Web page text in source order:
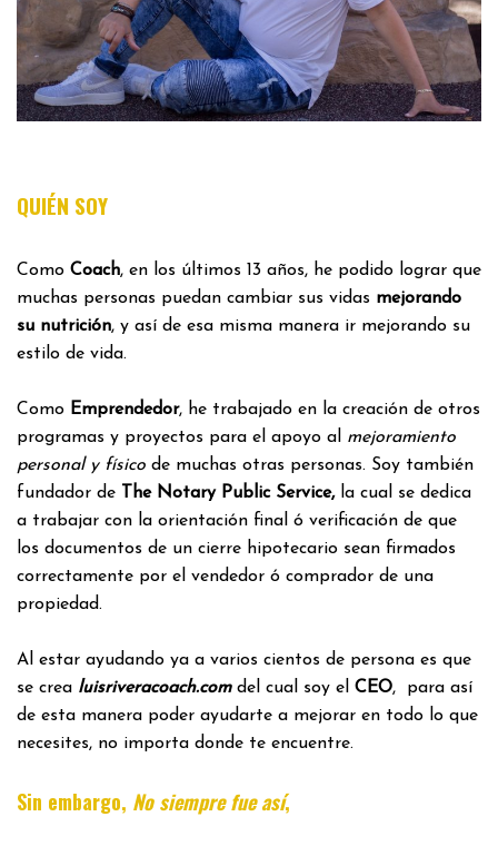
QUIÉN SOY
Como Coach, en los últimos 13 años, he podido lograr que
muchas personas puedan cambiar sus vidas mejorando
su nutrición, y así de esa misma manera ir mejorando su
estilo de vida.
Como Emprendedor, he trabajado en la creación de otros
programas y proyectos para el apoyo al mejoramiento
personal y físico de muchas otras personas. Soy también
fundador de
The Notary Public Service,la cual se dedica
a trabajar con la orientación final ó verificación de que
los documentos de un cierre hipotecario sean firmados
correctamente por el vendedor ó comprador de una
propiedad.
Al estar ayudando ya a varios cientos de persona es que
se crea luisriveracoach.comdel cual soy el CEO, para así
de esta manera poder ayudarte a mejorar en todo lo que
necesites, no importa donde te encuentre.
Sin embargo, No siempre fue así,